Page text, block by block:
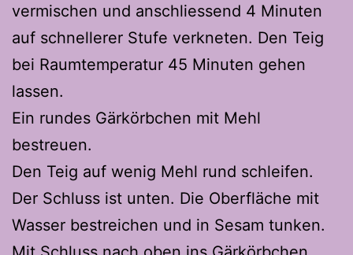
vermischen und anschliessend 4 Minuten
auf schnellerer Stufe verkneten. Den Teig
bei Raumtemperatur 45 Minuten gehen
lassen.
Ein rundes Gärkörbchen mit Mehl
bestreuen.
Den Teig auf wenig Mehl rund schleifen.
Der Schluss ist unten. Die Oberfläche mit
Wasser bestreichen und in Sesam tunken.